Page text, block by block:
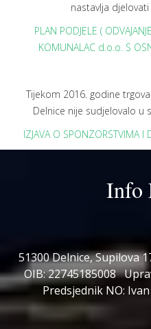
nastavlja
PLAN PODJELE (
KOMUNALAC d.o.o. S
Tijekom 2016. godine
Delnice nije sudjelovalo u
IZJAVA O SPONZORSTVIMA
Info
51300 Delnice,
OIB: 22745185008
Predsjednik NO: